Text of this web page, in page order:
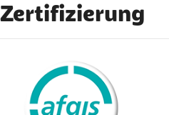
Angehörige pflegen: Das
Pflege zu Hause, Pflege
Zertifizierung